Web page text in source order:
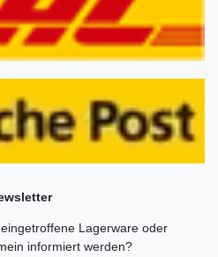
Lagerware oder
informiert werden?